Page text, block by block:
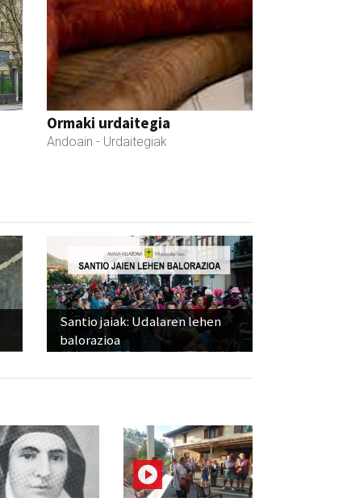
Ormaki urdaitegia
Andoain - Urdaitegiak
Santio jaiak: Udalaren lehen
balorazioa